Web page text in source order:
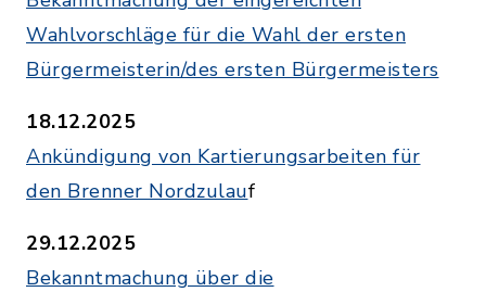
Wahlvorschläge für die Wahl der ersten
Bürgermeisterin/des ersten Bürgermeisters
18.12.2025
Ankündigung von Kartierungsarbeiten für
den Brenner Nordzulauf
29.12.2025
Bekanntmachung über die